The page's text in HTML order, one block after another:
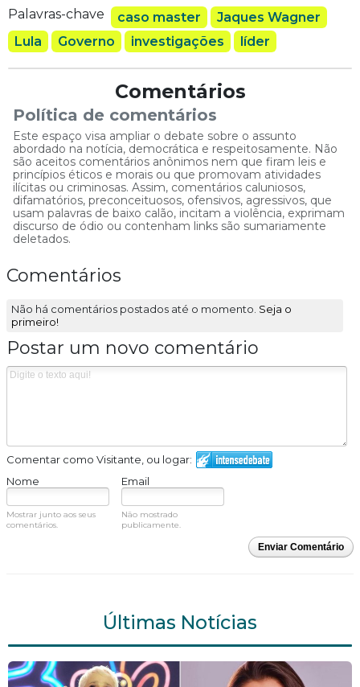
Palavras-chave caso master
Jaques Wagner
Lula
Governo investigações líder
Comentários
Política de comentários
Este espaço visa ampliar o debate sobre o assunto
abordado na notícia, democrática e respeitosamente. Não
são aceitos comentários anônimos nem que firam leis e
princípios éticos e morais ou que promovam atividades
ilícitas ou criminosas. Assim, comentários caluniosos,
difamatórios, preconceituosos, ofensivos, agressivos, que
usam palavras de baixo calão, incitam a violência, exprimam
discurso de ódio ou contenham links são sumariamente
deletados.
Comentários
Não há comentários postados até o momento. Seja o
primeiro!
Postar um novo comentário
Comentar como Visitante, ou logar:
Nome
Email
Mostrar junto aos seus
comentários.
Não mostrado
publicamente.
Enviar Comentário
Últimas Notícias